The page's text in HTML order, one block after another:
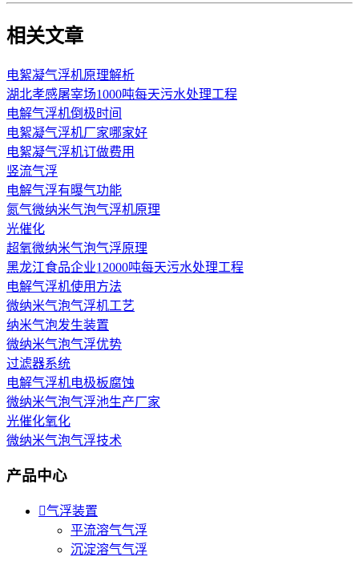
相关文章
电絮凝气浮机原理解析
湖北孝感屠宰场1000吨每天污水处理工程
电解气浮机倒极时间
电絮凝气浮机厂家哪家好
电絮凝气浮机订做费用
竖流气浮
电解气浮有曝气功能
氮气微纳米气泡气浮机原理
光催化
超氧微纳米气泡气浮原理
黑龙江食品企业12000吨每天污水处理工程
电解气浮机使用方法
微纳米气泡气浮机工艺
纳米气泡发生装置
微纳米气泡气浮优势
过滤器系统
电解气浮机电极板腐蚀
微纳米气泡气浮池生产厂家
光催化氧化
微纳米气泡气浮技术
产品中心
气浮装置
平流溶气气浮
沉淀溶气气浮